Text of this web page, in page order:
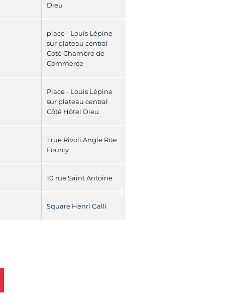
Dieu
place - Louis Lépine
sur plateau central
Coté Chambre de
Commerce
Place - Louis Lépine
sur plateau central
Côté Hôtel Dieu
1 rue Rivoli Angle Rue
Fourcy
10 rue Saint Antoine
Square Henri Galli